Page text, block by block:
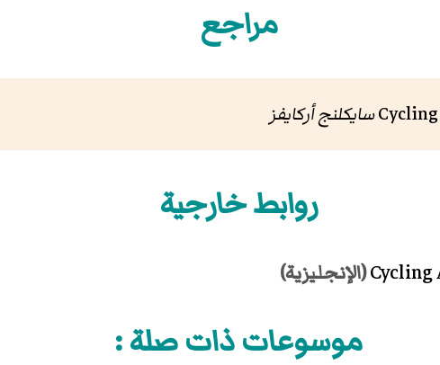
مراجع
سايكلنج أركايفز
روابط خارجية
(الإنجليزية)
موسوعات ذات صلة :